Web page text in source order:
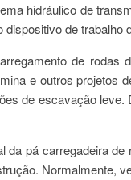
hidráulico de
dispositivo de
de rodas
e outros projetos
de escavação leve.
da pá carregadeira
Normalmente,